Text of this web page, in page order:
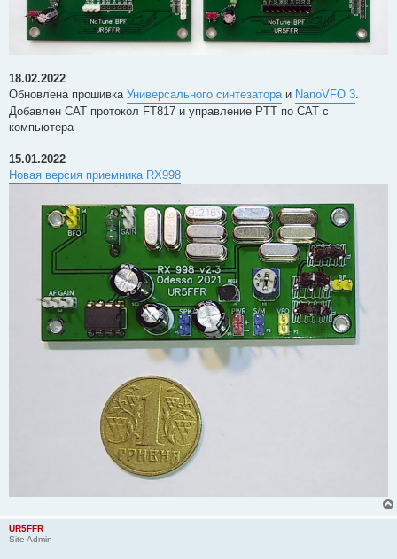
18.02.2022
Обновлена прошивка Универсального синтезатора и NanoVFO 3
Добавлен CAT протокол FT817 и управление PTT по CAT с
компьютера
15.01.2022
Новая версия приемника RX998
UR5FFR
Site Admin